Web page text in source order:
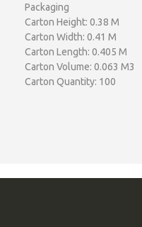
Packaging
Carton Height: 0.38 M
Carton Width: 0.41 M
Carton Length: 0.405 M
Carton Volume: 0.063 M3
Carton Quantity: 100